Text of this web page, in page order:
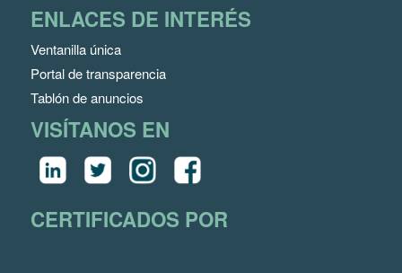
ENLACES DE INTERÉS
Ventanilla única
Portal de transparencia
Tablón de anuncios
VISÍTANOS EN
CERTIFICADOS POR